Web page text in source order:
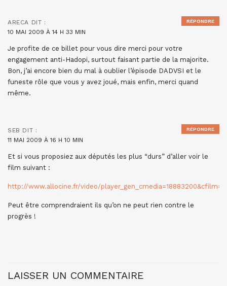
ARECA DIT :
10 MAI 2009 À 14 H 33 MIN
Je profite de ce billet pour vous dire merci pour votre
engagement anti-Hadopi, surtout faisant partie de la majorite.
Bon, j’ai encore bien du mal à oublier l’épisode DADVSI et le
funeste rôle que vous y avez joué, mais enfin, merci quand
même.
RÉPONDRE
SEB DIT :
11 MAI 2009 À 16 H 10 MIN
Et si vous proposiez aux députés les plus “durs” d’aller voir le
film suivant :
http://www.allocine.fr/video/
Peut être comprendraient ils qu’on ne peut rien contre le
progrès !
RÉPONDRE
LAISSER UN COMMENTAIRE